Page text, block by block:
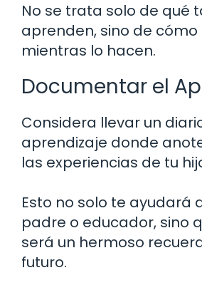
No se trata solo de qué
aprenden, sino de cómo
mientras lo hacen.
Documentar el
Considera llevar un
aprendizaje donde
las experiencias de tu
Esto no solo te ayudará
padre o educador, sino
será un hermoso
futuro.